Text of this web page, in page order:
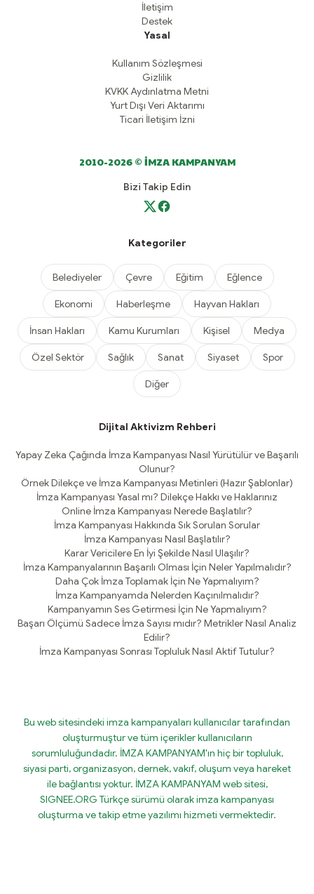
İletişim
Destek
Yasal
Kullanım Sözleşmesi
Gizlilik
KVKK Aydınlatma Metni
Yurt Dışı Veri Aktarımı
Ticari İletişim İzni
2010-2026 © İMZA KAMPANYAM
Bizi Takip Edin
Kategoriler
Belediyeler Çevre Eğitim Eğlence
Ekonomi Haberleşme Hayvan Hakları
İnsan Hakları Kamu Kurumları Kişisel Medya
Özel Sektör Sağlık Sanat Siyaset Spor
Diğer
Dijital Aktivizm Rehberi
Yapay Zeka Çağında İmza Kampanyası Nasıl Yürütülür ve Başarılı
Olunur?
Örnek Dilekçe ve İmza Kampanyası Metinleri (Hazır Şablonlar)
İmza Kampanyası Yasal mı? Dilekçe Hakkı ve Haklarınız
Online İmza Kampanyası Nerede Başlatılır?
İmza Kampanyası Hakkında Sık Sorulan Sorular
İmza Kampanyası Nasıl Başlatılır?
Karar Vericilere En İyi Şekilde Nasıl Ulaşılır?
İmza Kampanyalarının Başarılı Olması İçin Neler Yapılmalıdır?
Daha Çok İmza Toplamak İçin Ne Yapmalıyım?
İmza Kampanyamda Nelerden Kaçınılmalıdır?
Kampanyamın Ses Getirmesi İçin Ne Yapmalıyım?
Başarı Ölçümü Sadece İmza Sayısı mıdır? Metrikler Nasıl Analiz
Edilir?
İmza Kampanyası Sonrası Topluluk Nasıl Aktif Tutulur?
Bu web sitesindeki imza kampanyaları kullanıcılar tarafından
oluşturmuştur ve tüm içerikler kullanıcıların
sorumluluğundadır. İMZA KAMPANYAM'ın hiç bir topluluk,
siyasi parti, organizasyon, dernek, vakıf, oluşum veya hareket
ile bağlantısı yoktur. İMZA KAMPANYAM web sitesi,
SIGNEE.ORG Türkçe sürümü olarak imza kampanyası
oluşturma ve takip etme yazılımı hizmeti vermektedir.